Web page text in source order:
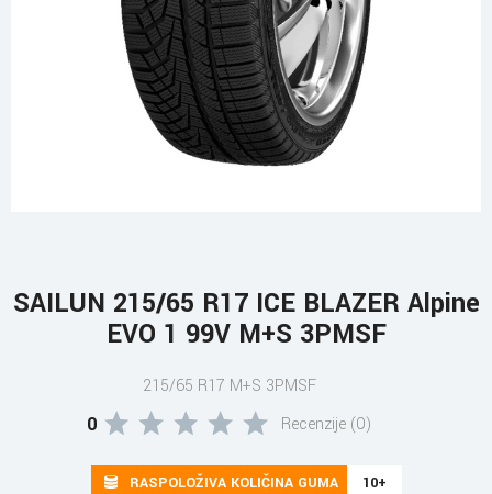
SAILUN 215/65 R17 ICE BLAZER Alpine
EVO 1 99V M+S 3PMSF
215/65 R17 M+S 3PMSF
0 Recenzije (0)
RASPOLOŽIVA KOLIČINA GUMA 10+